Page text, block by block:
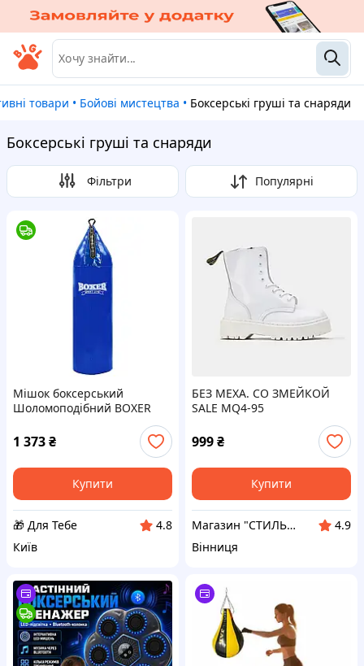
товари • Бойові мистецтва • Боксерські груші та снаряди
Боксерські груші та снаряди
Фільтри Популярні
Мішок боксерський
Шоломоподібний BOXER
1006-01 95 см Синій-чорний
D4-2026
1 373₴
Купити
🎁 Для Тебе
4.8
Київ
БЕЗ МЕХА. СО ЗМЕЙКОЙ
SALE MQ4-95
999₴
Купити
Магазин "СТИЛЬНИЙ МОЛОДІЖНИЙ ОДЯГ"
4.9
Вінниця